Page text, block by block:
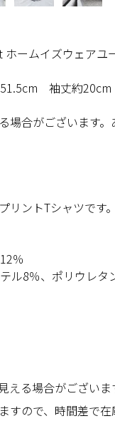
ームイズウェアユ
袖丈約20cm
合がございます。
ントTシャツです。
％
ル8％、ポリウレタ
る場合がございま
すので、時間差で